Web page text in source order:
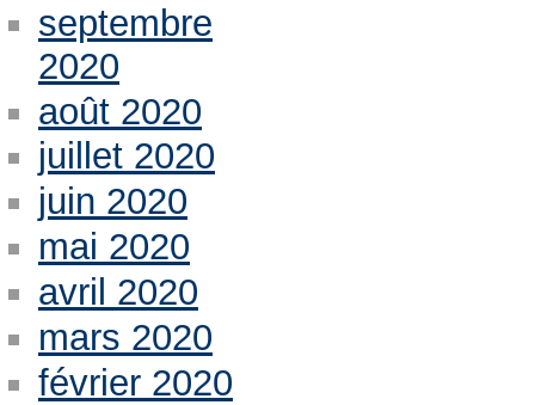
septembre
2020
août 2020
juillet 2020
juin 2020
mai 2020
avril 2020
mars 2020
février 2020